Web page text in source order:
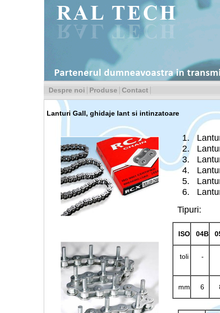
Despre noi Produse Contact
Lanturi Gall, ghidaje lant si intinzatoare
Tipuri:
ISO 04B
toli -
mm 6